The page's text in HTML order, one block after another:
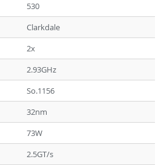
530
Clarkdale
2x
2.93GHz
So.1156
32nm
73W
2.5GT/s